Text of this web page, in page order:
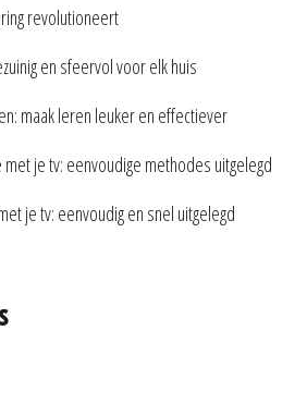
revolutioneert
en sfeervol voor elk huis
maak leren leuker en effectiever
je tv: eenvoudige methodes uitgelegd
je tv: eenvoudig en snel uitgelegd